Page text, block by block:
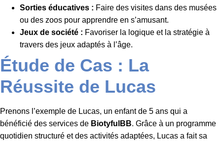
Sorties éducatives : Faire des visites dans des musées
ou des zoos pour apprendre en s’amusant.
Jeux de société : Favoriser la logique et la stratégie à
travers des jeux adaptés à l’âge.
Étude de Cas : La
Réussite de Lucas
Prenons l’exemple de Lucas, un enfant de 5 ans qui a
bénéficié des services de BiotyfulBB. Grâce à un programme
quotidien structuré et des activités adaptées, Lucas a fait sa